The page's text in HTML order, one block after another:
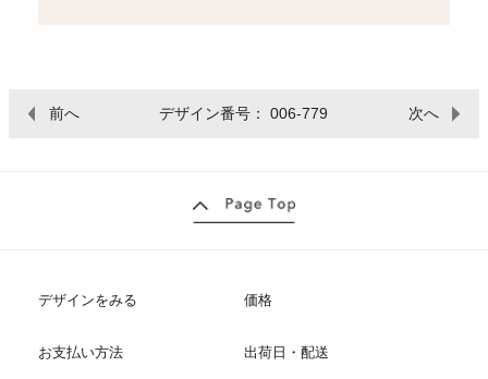
前へ デザイン番号： 006-779 次へ
デザインをみる 価格
お支払い方法 出荷日・配送